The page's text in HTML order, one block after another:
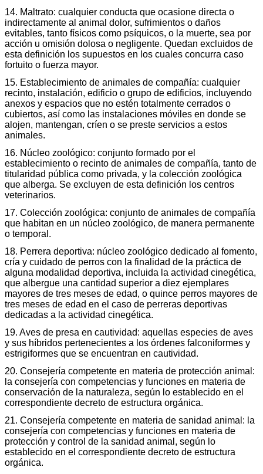
14. Maltrato: cualquier conducta que ocasione directa o
indirectamente al animal dolor, sufrimientos o daños
evitables, tanto físicos como psíquicos, o la muerte, sea por
acción u omisión dolosa o negligente. Quedan excluidos de
esta definición los supuestos en los cuales concurra caso
fortuito o fuerza mayor.
15. Establecimiento de animales de compañía: cualquier
recinto, instalación, edificio o grupo de edificios, incluyendo
anexos y espacios que no estén totalmente cerrados o
cubiertos, así como las instalaciones móviles en donde se
alojen, mantengan, críen o se preste servicios a estos
animales.
16. Núcleo zoológico: conjunto formado por el
establecimiento o recinto de animales de compañía, tanto de
titularidad pública como privada, y la colección zoológica
que alberga. Se excluyen de esta definición los centros
veterinarios.
17. Colección zoológica: conjunto de animales de compañía
que habitan en un núcleo zoológico, de manera permanente
o temporal.
18. Perrera deportiva: núcleo zoológico dedicado al fomento,
cría y cuidado de perros con la finalidad de la práctica de
alguna modalidad deportiva, incluida la actividad cinegética,
que albergue una cantidad superior a diez ejemplares
mayores de tres meses de edad, o quince perros mayores de
tres meses de edad en el caso de perreras deportivas
dedicadas a la actividad cinegética.
19. Aves de presa en cautividad: aquellas especies de aves
y sus híbridos pertenecientes a los órdenes falconiformes y
estrigiformes que se encuentran en cautividad.
20. Consejería competente en materia de protección animal:
la consejería con competencias y funciones en materia de
conservación de la naturaleza, según lo establecido en el
correspondiente decreto de estructura orgánica.
21. Consejería competente en materia de sanidad animal: la
consejería con competencias y funciones en materia de
protección y control de la sanidad animal, según lo
establecido en el correspondiente decreto de estructura
orgánica.